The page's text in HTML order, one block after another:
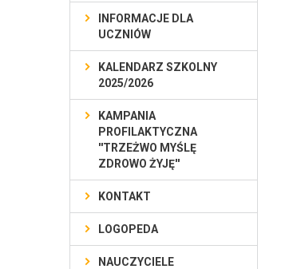
INFORMACJE DLA
UCZNIÓW
KALENDARZ SZKOLNY
2025/2026
KAMPANIA
PROFILAKTYCZNA
''TRZEŻWO MYŚLĘ
ZDROWO ŻYJĘ''
KONTAKT
LOGOPEDA
NAUCZYCIELE